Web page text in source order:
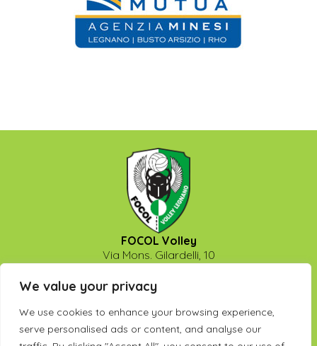
We value your privacy
We use cookies to enhance your browsing experience,
serve personalised ads or content, and analyse our
FOCOL Volley
Via Mons. Gilardelli, 10
P.Iva: 13475740158
Seguici su: